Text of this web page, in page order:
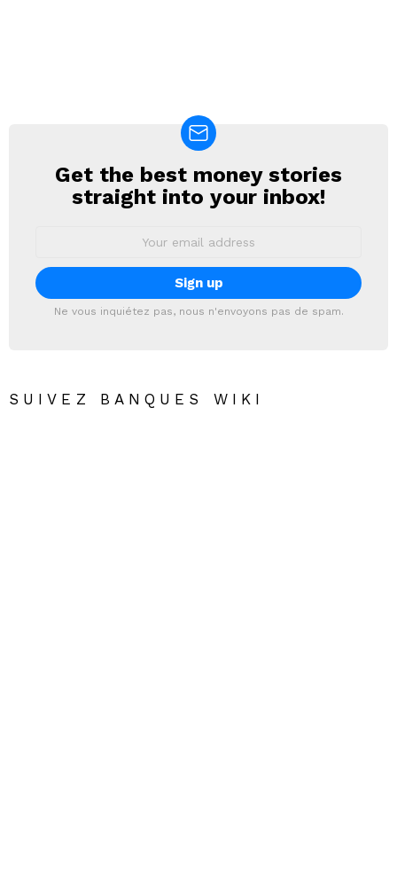
NEWSLETTER
Get the best money stories
straight into your inbox!
Ne vous inquiétez pas, nous n'envoyons pas de spam.
SUIVEZ BANQUES WIKI